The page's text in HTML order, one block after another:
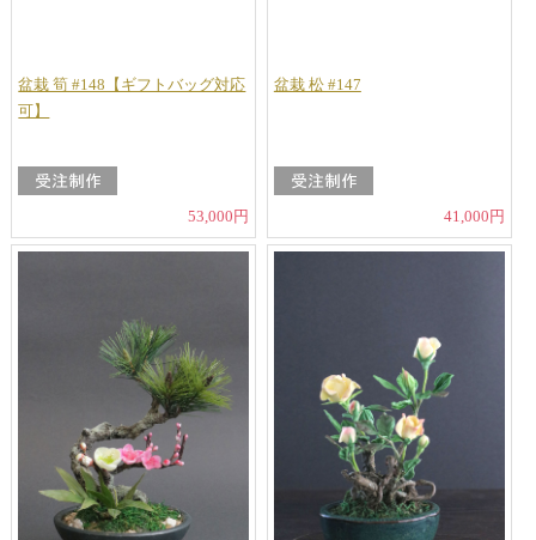
盆栽 筍 #148【ギフトバッグ対応
可】
53,000円
盆栽 松 #147
41,000円